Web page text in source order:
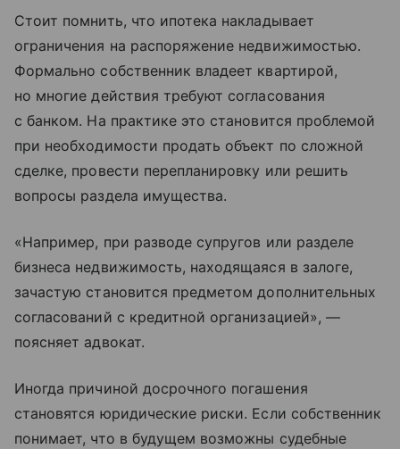
Стоит помнить, что ипотека накладывает
ограничения на распоряжение недвижимостью.
Формально собственник владеет квартирой,
но многие действия требуют согласования
с банком. На практике это становится проблемой
при необходимости продать объект по сложной
сделке, провести перепланировку или решить
вопросы раздела имущества.
«Например, при разводе супругов или разделе
бизнеса недвижимость, находящаяся в залоге,
зачастую становится предметом дополнительных
согласований с кредитной организацией», —
поясняет адвокат.
Иногда причиной досрочного погашения
становятся юридические риски. Если собственник
понимает, что в будущем возможны судебные